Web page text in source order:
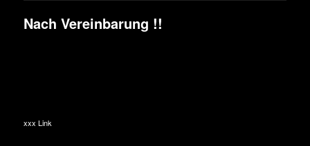
Nach Vereinbarung !!
xxx Link